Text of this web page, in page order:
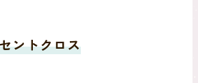
ントクロス